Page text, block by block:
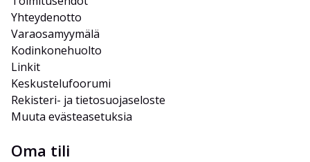
Yhteydenotto
Varaosamyymälä
Kodinkonehuolto
Linkit
Keskustelufoorumi
Rekisteri- ja tietosuojaseloste
Muuta evästeasetuksia
Oma tili